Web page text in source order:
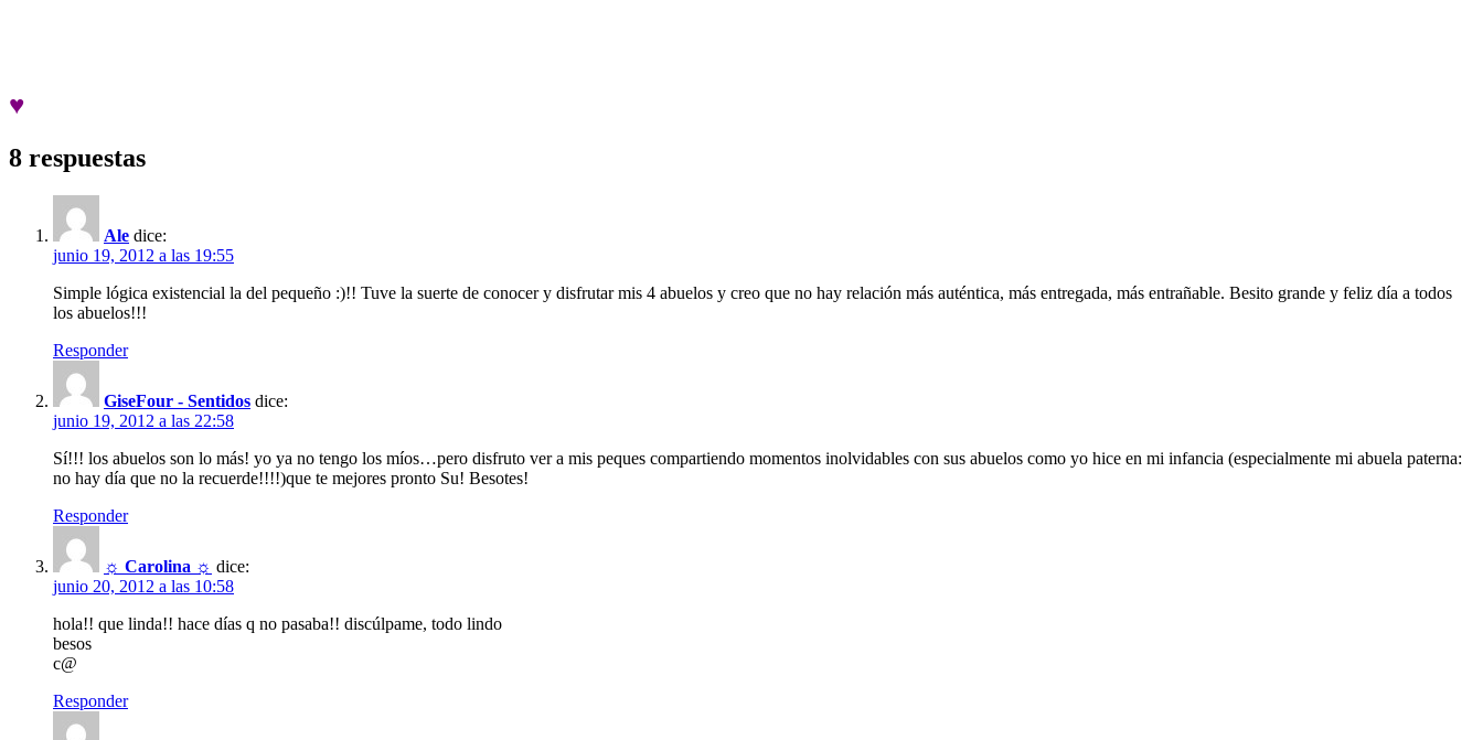
♥
8 respuestas
Ale dice:
junio 19, 2012 a las 19:55
Simple lógica existencial la del pequeño :)!! Tuve la suerte de conocer y disfrutar mis 4 abuelos y creo que no hay relación más auténtica, más entregada, más entrañable. Besito grande y feliz día a todos
los abuelos!!!
Responder
GiseFour - Sentidos dice:
junio 19, 2012 a las 22:58
Sí!!! los abuelos son lo más! yo ya no tengo los míos…pero disfruto ver a mis peques compartiendo momentos inolvidables con sus abuelos como yo hice en mi infancia (especialmente mi abuela paterna:
no hay día que no la recuerde!!!!)que te mejores pronto Su! Besotes!
Responder
☼ Carolina ☼ dice:
junio 20, 2012 a las 10:58
hola!! que linda!! hace días q no pasaba!! discúlpame, todo lindo
besos
c@
Responder